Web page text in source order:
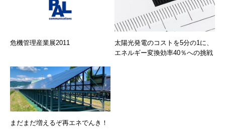
危機管理産業展2011
太陽光発電のコストを5分の1に、
エネルギー変換効率40％への挑戦
まだまだ増えるぞ再エネでんき！